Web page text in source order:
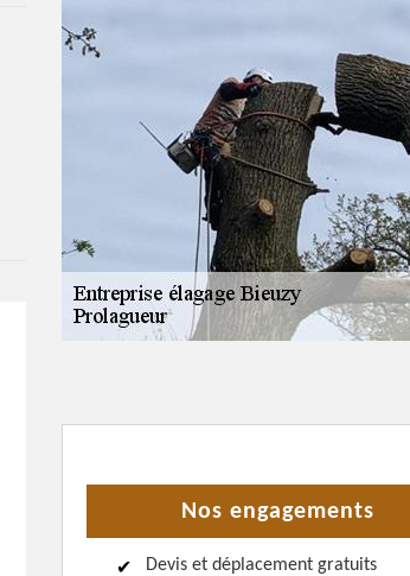
Nos engagements
Devis et déplacement gratuits